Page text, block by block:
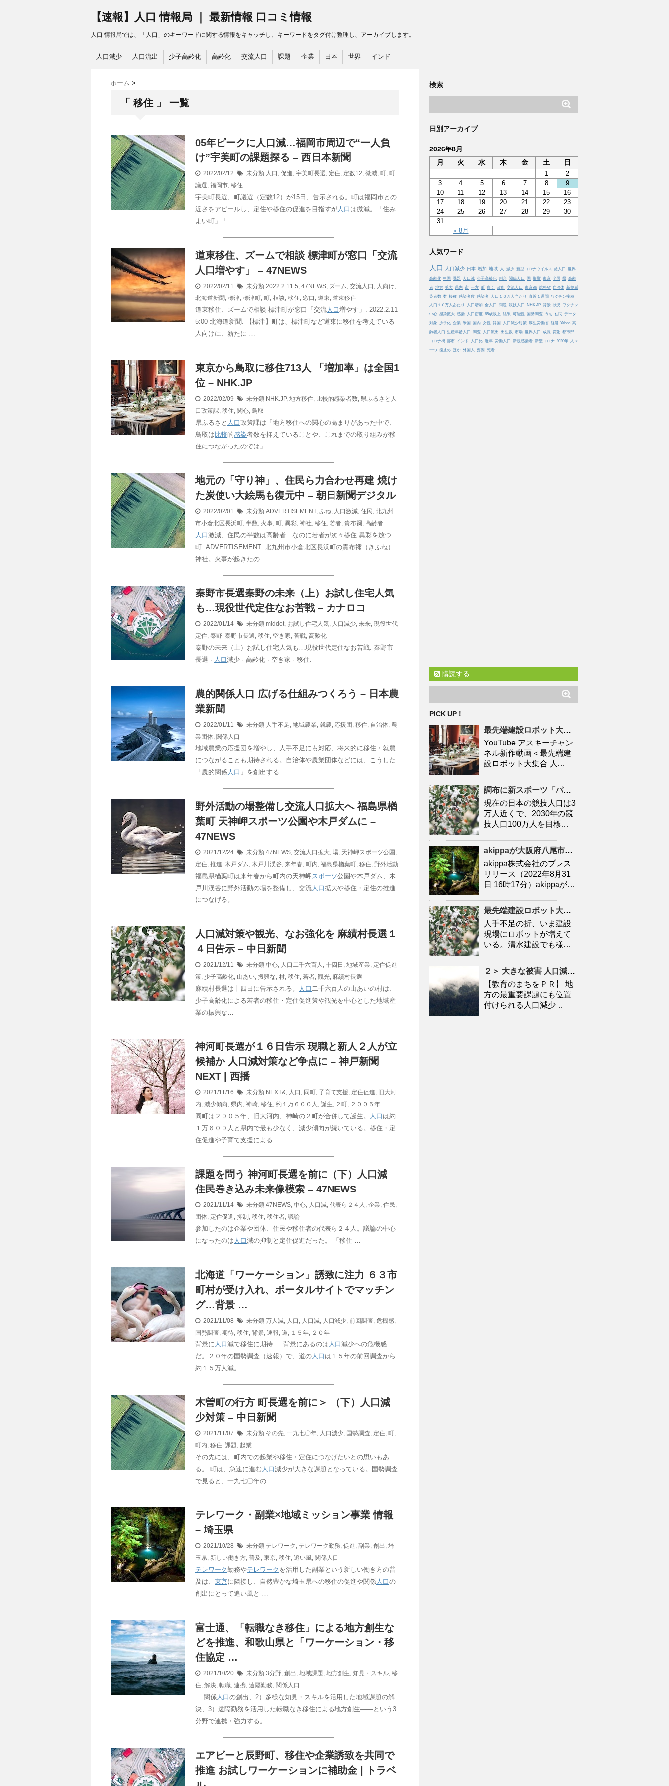
【速報】人口 情報局 ｜ 最新情報 口コミ情報
人口 情報局では、「人口」のキーワードに関する情報をキャッチし、キーワードをタグ付け整理し、アーカイブします。
人口減少 人口流出 少子高齢化 高齢化 交流人口 課題 企業 日本 世界 インド
ホーム >
「 移住 」 一覧
05年ピークに 人口 減…福岡市周辺で“一人負
け”宇美町の課題探る – 西日本新聞
2022/02/12 未分類 人口 , 促進, 宇美町長選, 定住, 定数12, 微減, 町, 町
議選, 福岡市, 移住
宇美町長選、町議選（定数12）が15日、告示される。町は福岡市との
近さをアピールし、定住や移住の促進を目指すが人口 は微減。「住み
よい町」「 …
道東移住、ズームで相談 標津町が窓口「交流
人口増やす」 – 47NEWS
2022/02/11 未分類 2022.2.11 5, 47NEWS, ズーム, 交流人口 , 人向け,
北海道新聞, 標津, 標津町, 町, 相談, 移住, 窓口 , 道東, 道東移住
道東移住、ズームで相談 標津町が窓口「交流人口増やす」. 2022.2.11
5:00 北海道新聞. 【標津】町は、標津町など道東に移住を考えている
人向けに、新たに …
東京から鳥取に移住713人 「増加率」は全国1
位 – NHK.JP
2022/02/09 未分類 NHK.JP, 地方移住, 比較的感染者数, 県ふるさと人
口政策課, 移住, 関心, 鳥取
県ふるさと 人口政策課は「地方移住への関心の高まりがあった中で、
鳥取は 比較的感染者数を抑えていることや、これまでの取り組みが移
住につながったのでは」 …
地元の「守り神」、住民ら力合わせ再建 焼け
た炭使い大絵馬も復元中 – 朝日新聞デジタル
2022/02/01 未分類 ADVERTISEMENT, ふね, 人口激減, 住民, 北九州
市小倉北区長浜町, 半数, 火事, 町, 異彩, 神社, 移住, 若者, 貴布禰, 高齢者
人口激減、住民の半数は高齢者…なのに若者が次々移住 異彩を放つ
町. ADVERTISEMENT. 北九州市小倉北区長浜町の貴布禰（きふね）
神社。火事が起きたの …
秦野市長選秦野の未来（上）お試し住宅人気
も…現役世代定住なお苦戦 – カナロコ
2022/01/14 未分類 middot, お試し住宅人気, 人口減少, 未来, 現役世代
定住, 秦野, 秦野市長選, 移住, 空き家, 苦戦, 高齢化
秦野の未来（上）お試し住宅人気も…現役世代定住なお苦戦. 秦野市
長選 · 人口減少 · 高齢化 · 空き家 · 移住.
農的関係人口 広げる仕組みつくろう – 日本農
業新聞
2022/01/11 未分類 人手不足 , 地域農業, 就農, 応援団 , 移住, 自治体, 農
業団体, 関係人口
地域農業の応援団を増やし、人手不足にも対応、将来的に移住・就農
につながることも期待される。自治体や農業団体などには、こうした
「農的関係人口 」を創出する …
野外活動の場整備し交流人口 拡大へ 福島県楢
葉町 天神岬スポーツ公園や木戸ダムに –
47NEWS
2021/12/24 未分類 47NEWS, 交流人口拡大, 場, 天神岬スポーツ公園 ,
定住, 推進, 木戸ダム, 木戸川渓谷, 来年春, 町内, 福島県楢葉町, 移住, 野外活動
福島県楢葉町は来年春から町内の天神岬スポーツ公園や木戸ダム、木
戸川渓谷に野外活動の場を整備し、交流人口拡大や移住・定住の推進
につなげる。
人口 減対策や観光、なお強化を 麻績村長選１
４日告示 – 中日新聞
2021/12/11 未分類 中心, 人口二千六百人 , 十四日 , 地域産業, 定住促進
策, 少子高齢化, 山あい, 振興な, 村, 移住, 若者, 観光, 麻績村長選
麻績村長選は十四日に告示される。 人口二千六百人の山あいの村は、
少子高齢化による若者の移住・定住促進策や観光を中心とした地域産
業の振興な…
神河町長選が１６日告示 現職と新人２人が立
候補か 人口減対策など争点に – 神戸新聞
NEXT | 西播
2021/11/16 未分類 NEXT&, 人口 , 同町, 子育て支援, 定住促進, 旧大河
内, 減少傾向 , 県内, 神崎, 移住, 約１万６００人 , 誕生, ２町, ２００５年
同町は２００５年、旧大河内、神崎の２町が合併して誕生。 人口 は約
１万６００人と県内で最も少なく、減少傾向が続いている。移住・定
住促進や子育て支援による …
課題を問う 神河町長選を前に（下） 人口 減
住民巻き込み未来像模索 – 47NEWS
2021/11/14 未分類 47NEWS, 中心, 人口減, 代表ら２４人 , 企業, 住民,
団体, 定住促進, 抑制 , 移住, 移住者, 議論
参加したのは企業や団体、住民や移住者の代表ら２４人。議論の中心
になったのは 人口減の抑制と定住促進だった。 「移住 …
北海道「ワーケーション」誘致に注力 ６３市
町村が受け入れ、ポータルサイトでマッチン
グ…背景 …
2021/11/08 未分類 万人減, 人口 , 人口減, 人口減少, 前回調査, 危機感,
国勢調査, 期待, 移住, 背景, 速報, 道, １５年, ２０年
背景に 人口減で移住に期待 … 背景にあるのは 人口減少への危機感
だ。２０年の国勢調査（速報）で、道の人口 は１５年の前回調査から
約１５万人減。
木曽町の行方 町長選を前に＞ （下） 人口 減
少対策 – 中日新聞
2021/11/07 未分類 その先, 一九七〇年, 人口減少, 国勢調査, 定住, 町,
町内, 移住, 課題, 起業
その先には、町内での起業や移住・定住につなげたいとの思いもあ
る。 町は、急速に進む 人口減少が大きな課題となっている。国勢調査
で見ると、一九七〇年の …
テレワーク・副業×地域ミッション事業 情報
– 埼玉県
2021/10/28 未分類 テレワーク , テレワーク勤務, 促進, 副業, 創出 , 埼
玉県, 新しい働き方, 普及 , 東京, 移住, 追い風, 関係人口
テレワーク勤務やテレワーク を活用した副業という新しい働き方の普
及は、 東京に隣接し、自然豊かな埼玉県への移住の促進や関係人口の
創出にとって追い風と …
富士通、「転職なき移住」による地方創生な
どを推進、和歌山県と「ワーケーション・移
住協定 …
2021/10/20 未分類 3分野, 創出 , 地域課題, 地方創生, 知見・スキル, 移
住, 解決, 転職, 連携, 遠隔勤務, 関係人口
… 関係人口の創出、2）多様な知見・スキルを活用した地域課題の解
決、3）遠隔勤務を活用した転職なき移住による地方創生――という3
分野で連携・強力する。
エアビーと辰野町、移住や企業誘致を共同で
推進 お試しワーケーションに補助金 | トラベ
検索
日別アーカイブ
2026年8月
月
火 水 木 金 土 日
« 8月
1
2
3
4 5 6 7 8
9
10
11 12 13 14 15
16
17
18 19 20 21 22
23
24
25 26 27 28 29
30
31
人気ワード
人口
人口減少 日本 増加 地域 人 減少 新型コロナウイルス 総人口 世界
高齢化 中国 課題 人口減 少子高齢化 割合 関係人口 国 影響 東京 全国 県 高齢
者 地方 拡大 県内 市 一方 町 多く 政府 交流人口 東京都 総務省 自治体 新規感
染者数 数 接種 感染者数 感染者 人口１０万人当たり 直近１週間
ワクチン接種
人口１０万人あたり
人口増加 全人口 問題 競技人口 NHK.JP 背景 状況 ワクチン
中心 感染拡大 感染 人口密度 65歳以上 結果 可能性 国勢調査 うち 住民 データ
対象 少子化 企業 米国 国内 女性 韓国 人口減少対策 厚生労働省 経済 Yahoo 高
齢者人口 生産年齢人口 調査 人口流出 出生数 市場 世界人口 成長 変化 都市部
コロナ禍 都市 インド 人口比 近年 労働人口 新規感染者 新型コロナ 2020年 人々
一つ 歯止め ほか 外国人 要因 死者
購読する
PICK UP !
最先端建設ロボット大集合
YouTube アスキーチャン
ネル新作動画＜最先端建
設ロボット大集合 人…
調布に新スポーツ「パデル」施設 「キャプテン翼」高橋陽一さん手がける – 調布経済新聞
現在の日本の競技人口は3
万人近くで、2030年の競
技人口100万人を目標…
akippaが大阪府八尾市と連携協定を締結！駐車場シェアを活かしたにぎわいの創出と関係
akippa株式会社のプレス
リリース（2022年8月31
日 16時17分）akippaが…
最先端建設ロボット大集合
人手不足の折、いま建設
現場にロボットが増えて
いる。清水建設でも様…
２＞ 大きな被害 人口 減に拍車 「教育のまち」で移住促進｜特集 – 苫小牧民報
【教育のまちをＰＲ】 地
方の最重要課題にも位置
付けられる人口減少…